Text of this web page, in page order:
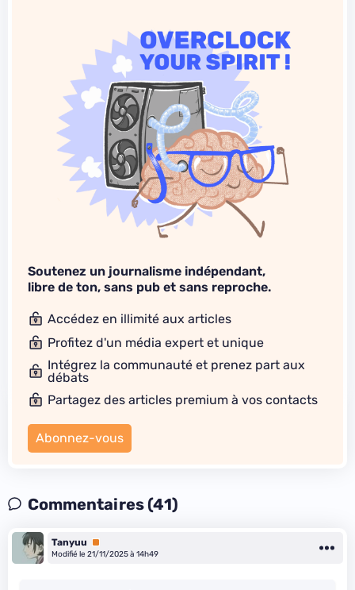
Soutenez un journalisme indépendant,
libre de ton, sans pub et sans reproche.
Accédez en illimité aux articles
Profitez d'un média expert et unique
Intégrez la communauté et prenez part aux
débats
Partagez des articles premium à vos contacts
Abonnez-vous
Commentaires (41)
Tanyuu
Premium
Modifié le 21/11/2025 à 14h49